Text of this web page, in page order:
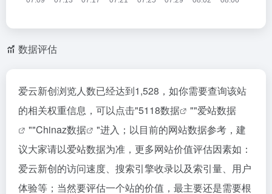
数据评估
爱云新创浏览人数已经达到1,528，如你需要查询该站
的相关权重信息，可以点击"5118数据 ""爱站数据
""Chinaz数据
"进入；以目前的网站数据参考，建
议大家请以爱站数据为准，更多网站价值评估因素如：
爱云新创的访问速度、搜索引擎收录以及索引量、用户
体验等；当然要评估一个站的价值，最主要还是需要根